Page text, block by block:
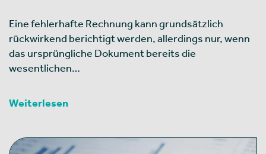
Eine fehlerhafte Rechnung kann grundsätzlich
rückwirkend berichtigt werden, allerdings nur, wenn
das ursprüngliche Dokument bereits die
wesentlichen…
Weiterlesen